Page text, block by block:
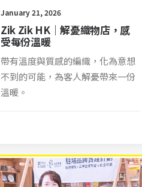
January 21, 2026
Zik Zik HK｜解憂織物店，感
受每份溫暖
帶有溫度與質感的編織，化為意想
不到的可能，為客人解憂帶來一份
溫暖。